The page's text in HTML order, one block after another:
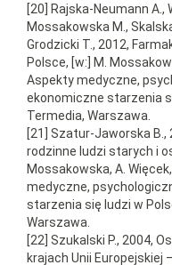
[20] Rajska-Neumann A.,
Mossakowska M.,
Grodzicki T., 2012,
Polsce, [w:] M.
Aspekty medyczne,
ekonomiczne starzenia
Termedia, Warszawa.
[21] Szatur-Jaworska B.,
rodzinne ludzi starych i
Mossakowska, A.
medyczne,
starzenia się ludzi w
Warszawa.
[22] Szukalski P., 2004,
krajach Unii Europejskiej